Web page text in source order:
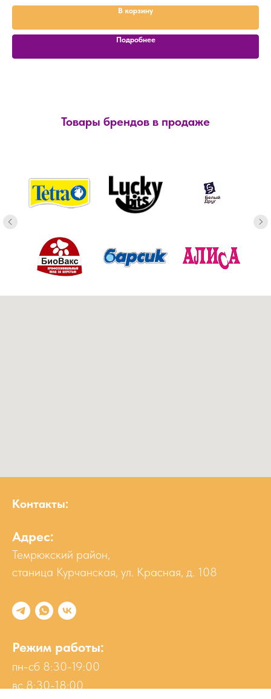
В корзину
Подробнее
Товары брендов в продаже
Контакты:
Адрес:
Темрюкский район,
станица Курчанская, ул. Красная, д. 108
Режим работы:
пн-сб 8:30-19:00
вс 8:30-18:00